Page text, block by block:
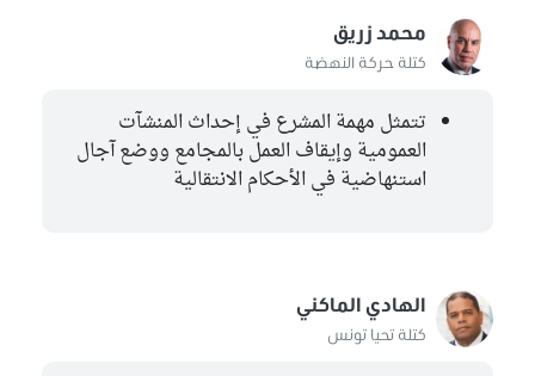
محمد زريق
كتلة حركة النهضة
تتمثل مهمة المشرع في إحداث المنشآت
العمومية وإيقاف العمل بالمجامع ووضع آجال
استنهاضية في الأحكام الانتقالية
الهادي الماكني
كتلة تحيا تونس